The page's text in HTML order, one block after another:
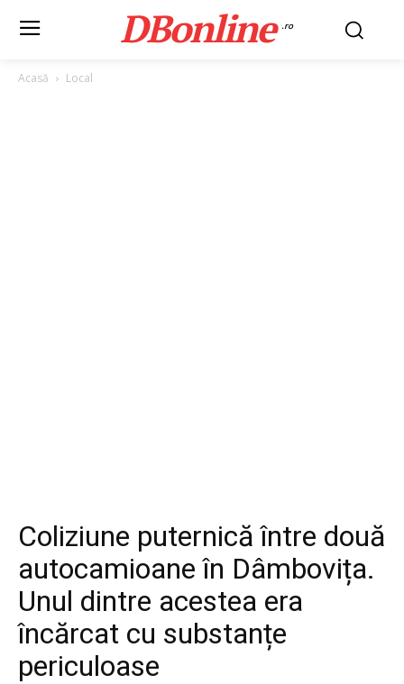
DBonline .ro
Acasă Local
Coliziune puternică între două
autocamioane în Dâmbovița.
Unul dintre acestea era
încărcat cu substanțe
periculoase